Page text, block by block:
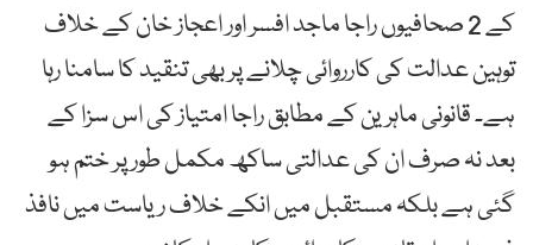
کے 2 صحافیوں راجا ماجد افسر اور اعجاز خان کے خلاف
توہین عدالت کی کارروائی چلانے پر بھی تنقید کا سامنا رہا
ہے۔ قانونی ماہرین کے مطابق راجا امتیاز کی اس سزا کے
بعد نہ صرف ان کی عدالتی ساکھ مکمل طور پر ختم ہو
گئی ہے بلکہ مستقبل میں انکے خلاف ریاست میں نافذ